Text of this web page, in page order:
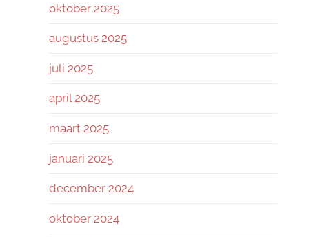
oktober 2025
augustus 2025
juli 2025
april 2025
maart 2025
januari 2025
december 2024
oktober 2024